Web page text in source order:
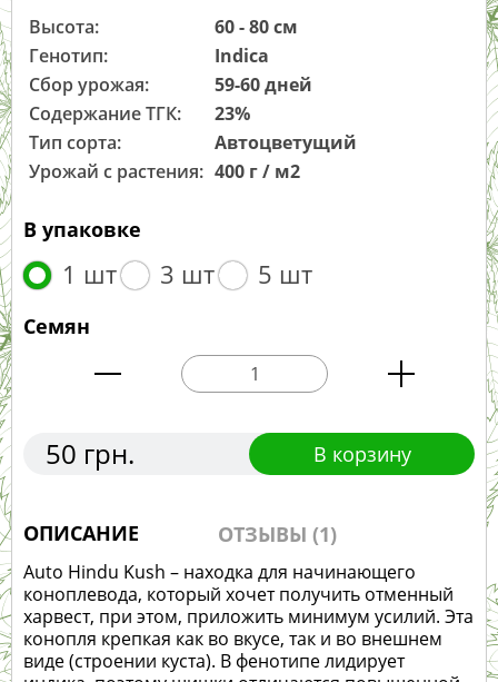
Высота:
60 - 80 см
Генотип:
Indica
Сбор урожая:
59-60 дней
Содержание ТГК:
23%
Тип сорта:
Автоцветущий
Урожай с растения: 400 г / м2
В упаковке
1 шт 3 шт 5 шт
Семян
50 грн. В корзину
ОПИСАНИЕ ОТЗЫВЫ (1)
Auto Hindu Kush – находка для начинающего
коноплевода, который хочет получить отменный
харвест, при этом, приложить минимум усилий. Эта
конопля крепкая как во вкусе, так и во внешнем
виде (строении куста). В фенотипе лидирует